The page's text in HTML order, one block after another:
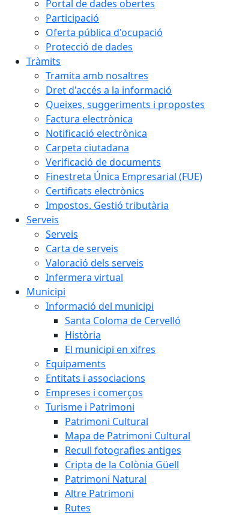
Portal de dades obertes
Participació
Oferta pública d'ocupació
Protecció de dades
Tràmits
Tramita amb nosaltres
Dret d'accés a la informació
Queixes, suggeriments i propostes
Factura electrònica
Notificació electrònica
Carpeta ciutadana
Verificació de documents
Finestreta Única Empresarial (FUE)
Certificats electrònics
Impostos. Gestió tributària
Serveis
Serveis
Carta de serveis
Valoració dels serveis
Infermera virtual
Municipi
Informació del municipi
Santa Coloma de Cervelló
Història
El municipi en xifres
Equipaments
Entitats i associacions
Empreses i comerços
Turisme i Patrimoni
Patrimoni Cultural
Mapa de Patrimoni Cultural
Recull fotografies antiges
Cripta de la Colònia Güell
Patrimoni Natural
Altre Patrimoni
Rutes